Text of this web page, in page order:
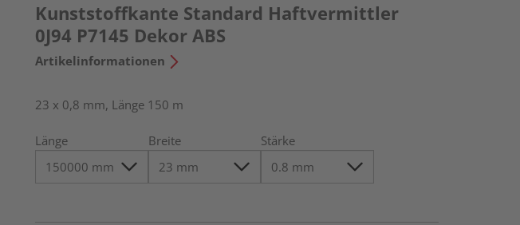
Kunststoffkante Standard Haftvermittler
0J94 P7145 Dekor ABS
Artikelinformationen
23 x 0,8 mm, Länge 150 m
Länge Breite Stärke